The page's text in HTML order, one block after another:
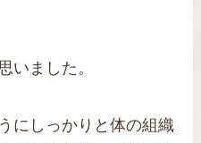
いました。
にしっかりと体の組織